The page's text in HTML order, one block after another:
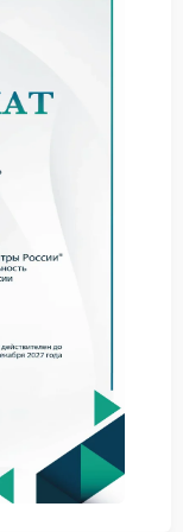
эксплуатации
засорение
узлов
Чтобы
бумаги.
работу
FIX-
по ремонту